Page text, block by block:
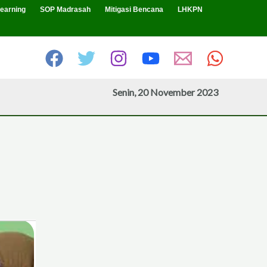
SOP Madrasah Mitigasi Bencana LHKPN
Senin, 20 November 2023